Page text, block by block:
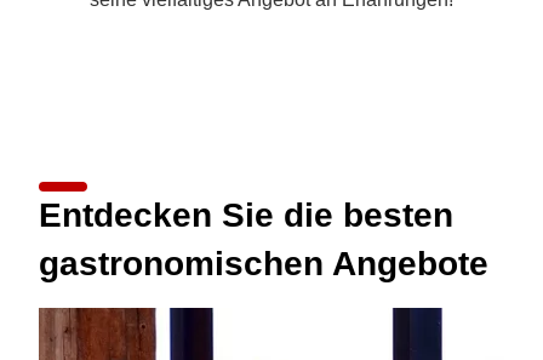
Entdecken Sie die besten
gastronomischen Angebote